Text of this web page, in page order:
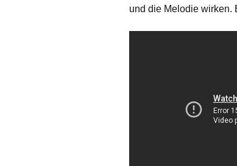
und die Melodie wirken.